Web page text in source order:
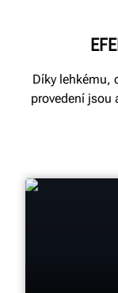
Díky lehkému,
provedení jsou